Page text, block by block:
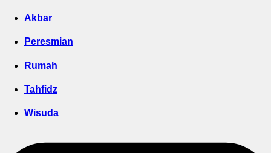
Akbar
Peresmian
Rumah
Tahfidz
Wisuda